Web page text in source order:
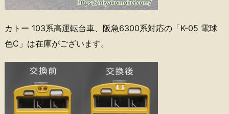
カトー 103系高運転台車、阪急6300系対応の「K-05 電球
色C」は在庫がございます。